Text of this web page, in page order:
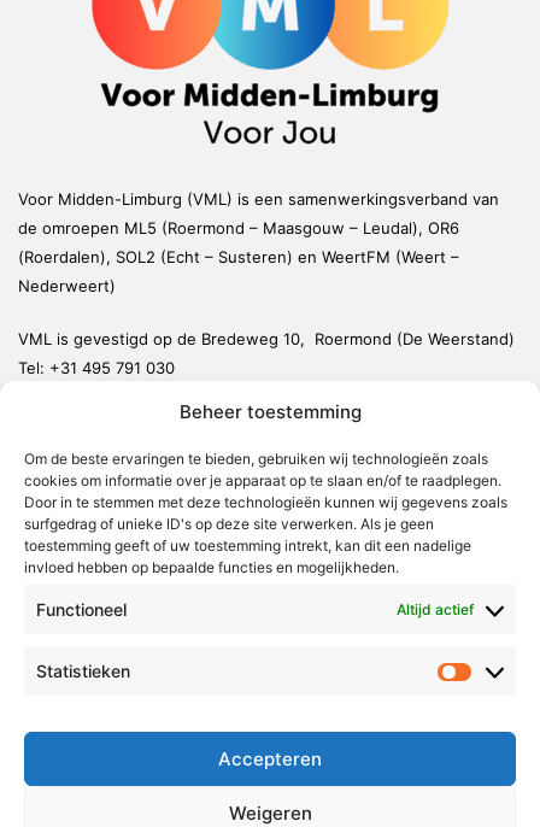
Beheer toestemming
Om de beste ervaringen te bieden, gebruiken wij technologieën zoals
cookies om informatie over je apparaat op te slaan en/of te raadplegen.
Door in te stemmen met deze technologieën kunnen wij gegevens zoals
surfgedrag of unieke ID's op deze site verwerken. Als je geen
toestemming geeft of uw toestemming intrekt, kan dit een nadelige
invloed hebben op bepaalde functies en mogelijkheden.
Functioneel Altijd actief
Statistieken
Accepteren
Weigeren
Voor Midden-Limburg (VML) is een samenwerkingsverband van
de omroepen ML5 (Roermond – Maasgouw – Leudal), OR6
(Roerdalen), SOL2 (Echt – Susteren) en WeertFM (Weert –
Nederweert)
VML is gevestigd op de Bredeweg 10, Roermond (De Weerstand)
Tel: +31 495 791 030
Weert
Nederweert
Leudal
Maasgouw
Echt-Susteren
Roermond
Radio & TV